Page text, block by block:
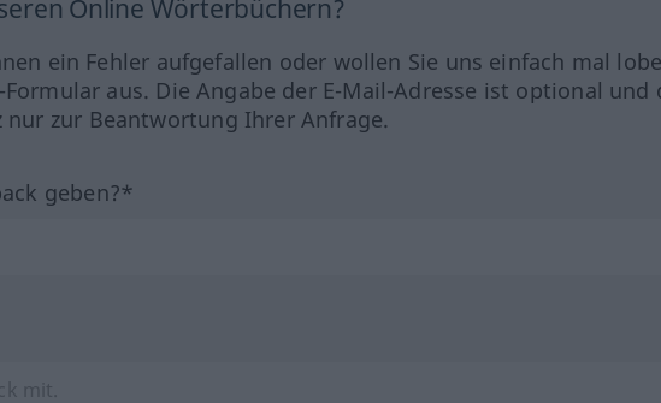
Online Wörterbüchern?
ein Fehler aufgefallen oder wollen Sie uns einfach mal
aus. Die Angabe der E-Mail-Adresse ist optional und
zur Beantwortung Ihrer Anfrage.
geben?*